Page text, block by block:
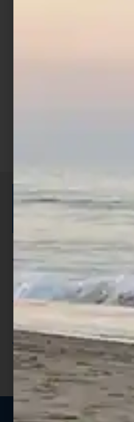
ISCRIVITI E
Per ogni
punti;
Utilizza i punti
I punti sono
prodotto;